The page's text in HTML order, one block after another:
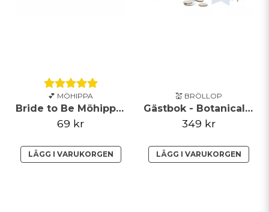
💕 MÖHIPPA
Bride to Be Möhippa Party Solglasögon
69 kr
LÄGG I VARUKORGEN
💒 BRÖLLOP
Gästbok - Botanical Wedding - 4 i rad
349 kr
LÄGG I VARUKORGEN